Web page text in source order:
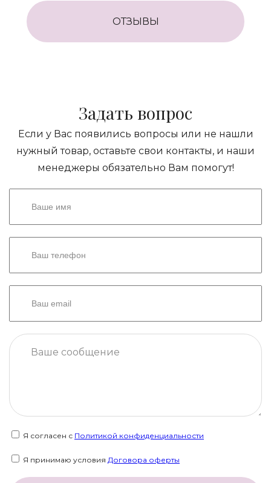
ОТЗЫВЫ
Задать вопрос
Если у Вас появились вопросы или не нашли
нужный товар, оставьте свои контакты, и наши
менеджеры обязательно Вам помогут!
Я согласен с Политикой конфиденциальности
Я принимаю условия Договора оферты